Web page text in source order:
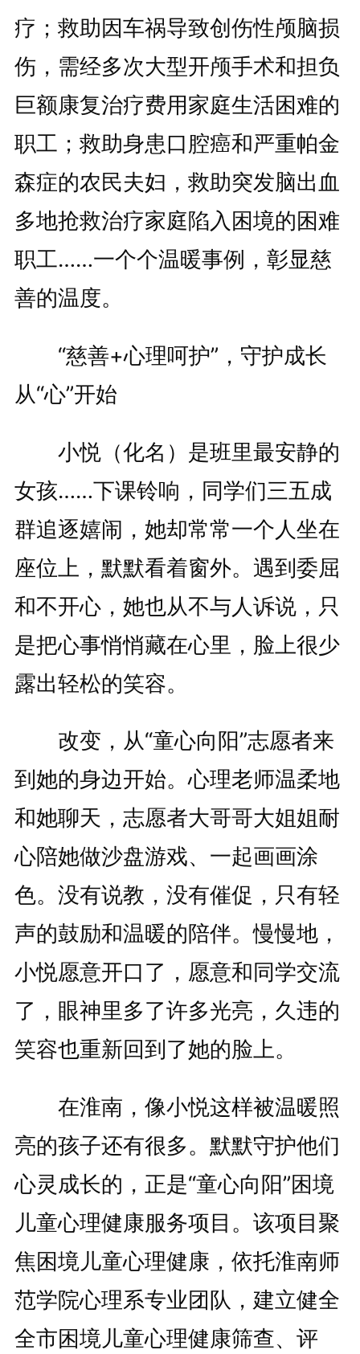
疗；救助因车祸导致创伤性颅脑损
伤，需经多次大型开颅手术和担负
巨额康复治疗费用家庭生活困难的
职工；救助身患口腔癌和严重帕金
森症的农民夫妇，救助突发脑出血
多地抢救治疗家庭陷入困境的困难
职工……一个个温暖事例，彰显慈
善的温度。
“慈善+心理呵护”，守护成长
从“心”开始
小悦（化名）是班里最安静的
女孩……下课铃响，同学们三五成
群追逐嬉闹，她却常常一个人坐在
座位上，默默看着窗外。遇到委屈
和不开心，她也从不与人诉说，只
是把心事悄悄藏在心里，脸上很少
露出轻松的笑容。
改变，从“童心向阳”志愿者来
到她的身边开始。心理老师温柔地
和她聊天，志愿者大哥哥大姐姐耐
心陪她做沙盘游戏、一起画画涂
色。没有说教，没有催促，只有轻
声的鼓励和温暖的陪伴。慢慢地，
小悦愿意开口了，愿意和同学交流
了，眼神里多了许多光亮，久违的
笑容也重新回到了她的脸上。
在淮南，像小悦这样被温暖照
亮的孩子还有很多。默默守护他们
心灵成长的，正是“童心向阳”困境
儿童心理健康服务项目。该项目聚
焦困境儿童心理健康，依托淮南师
范学院心理系专业团队，建立健全
全市困境儿童心理健康筛查、评